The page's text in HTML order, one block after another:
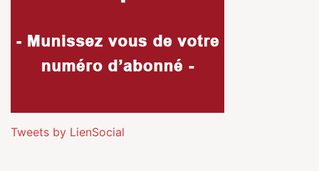
Tweets by LienSocial